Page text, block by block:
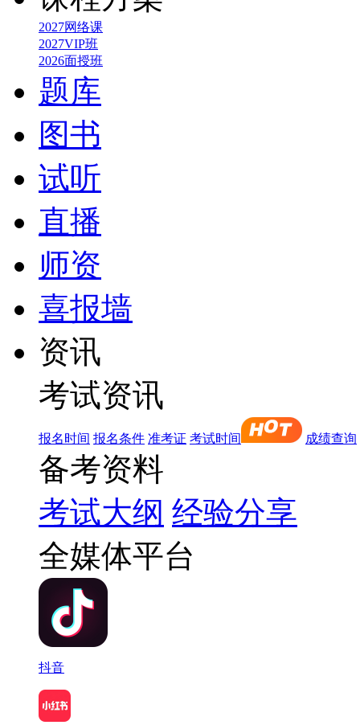
2027网络课
2027VIP班
2026面授班
题库
图书
试听
直播
师资
喜报墙
资讯
考试资讯
报名时间 报名条件 准考证 考试时间 成绩查询
备考资料
考试大纲 经验分享
全媒体平台
抖音